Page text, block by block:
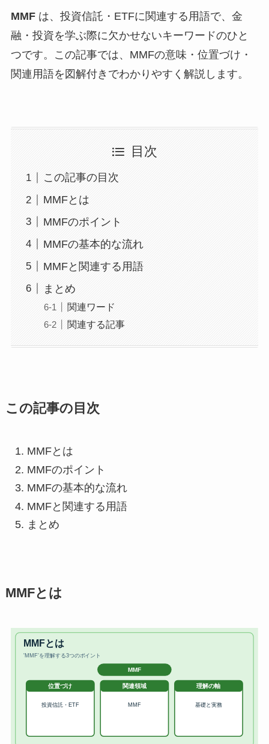
MMFは、投資信託・ETFに関連する用語で、金
融・投資を学ぶ際に欠かせないキーワードのひと
つです。この記事では、MMFの意味・位置づけ・
関連用語を図解付きでわかりやすく解説します。
目次
この記事の目次
MMFとは
MMFのポイント
MMFの基本的な流れ
MMFと関連する用語
まとめ
関連ワード
関連する記事
この記事の目次
MMFとは
MMFのポイント
MMFの基本的な流れ
MMFと関連する用語
まとめ
MMFとは